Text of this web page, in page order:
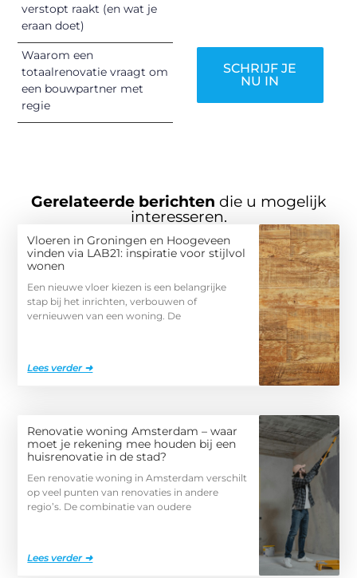
verstopt raakt (en wat je
eraan doet)
Waarom een
totaalrenovatie vraagt om
een bouwpartner met
regie
SCHRIJF JE
NU IN
Gerelateerde berichten die u mogelijk
interesseren.
Vloeren in Groningen en Hoogeveen
vinden via LAB21: inspiratie voor stijlvol
wonen
Een nieuwe vloer kiezen is een belangrijke
stap bij het inrichten, verbouwen of
vernieuwen van een woning. De
Lees verder ➜
Renovatie woning Amsterdam – waar
moet je rekening mee houden bij een
huisrenovatie in de stad?
Een renovatie woning in Amsterdam verschilt
op veel punten van renovaties in andere
regio’s. De combinatie van oudere
Lees verder ➜